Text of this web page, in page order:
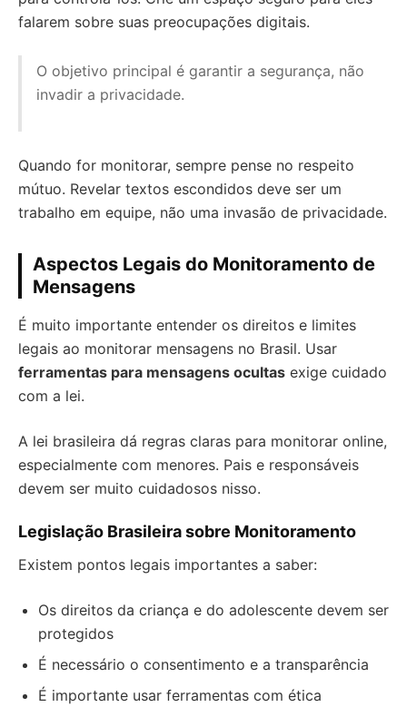
falarem sobre suas preocupações digitais.
O objetivo principal é garantir a segurança, não
invadir a privacidade.
Quando for monitorar, sempre pense no respeito
mútuo. Revelar textos escondidos deve ser um
trabalho em equipe, não uma invasão de privacidade.
Aspectos Legais do Monitoramento de
Mensagens
É muito importante entender os direitos e limites
legais ao monitorar mensagens no Brasil. Usar
ferramentas para mensagens ocultas exige cuidado
com a lei.
A lei brasileira dá regras claras para monitorar online,
especialmente com menores. Pais e responsáveis
devem ser muito cuidadosos nisso.
Legislação Brasileira sobre Monitoramento
Existem pontos legais importantes a saber:
Os direitos da criança e do adolescente devem ser
protegidos
É necessário o consentimento e a transparência
É importante usar ferramentas com ética